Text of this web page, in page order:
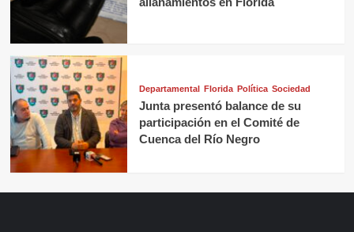
Departamental Florida Política Sociedad
Junta presentó balance de su
participación en el Comité de
Cuenca del Río Negro